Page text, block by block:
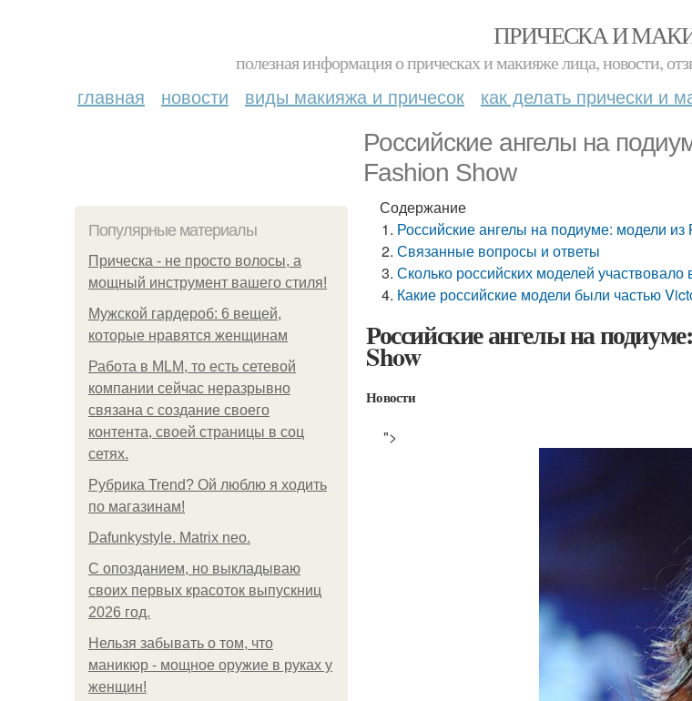
ПРИЧЕСКА И
полезная информация о прическах и макияже лица, новости,
главная новости виды макияжа и причесок как делать прически и
Российские ангелы на
Fashion Show
Популярные материалы
Прическа - не просто волосы, а
мощный инструмент вашего стиля!
Мужской гардероб: 6 вещей,
которые нравятся женщинам
Работа в MLM, то есть сетевой
компании сейчас неразрывно
связана с создание своего
контента, своей страницы в соц
сетях.
Рубрика Trend? Ой люблю я ходить
по магазинам!
Dafunkystyle. Matrix neo.
С опозданием, но выкладываю
своих первых красоток выпускниц
2026 год.
Нельзя забывать о том, что
маникюр - мощное оружие в руках у
женщин!
Содержание
Российские ангелы на подиуме: модели
Связанные вопросы и ответы
Сколько российских моделей
Какие российские модели были частью
Российские ангелы на
Show
Новости
">